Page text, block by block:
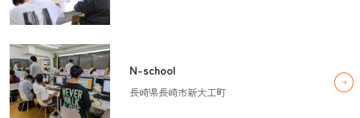
N-school
長崎県長崎市新大工町